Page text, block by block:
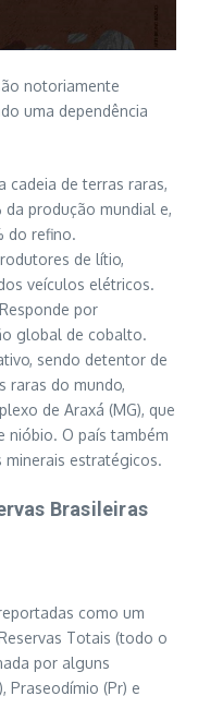
notoriamente
uma dependência
cadeia de terras raras,
produção mundial e,
do refino.
de lítio,
veículos elétricos.
por
global de cobalto.
sendo detentor de
raras do mundo,
de Araxá (MG), que
nióbio. O país também
estratégicos.
Brasileiras
como um
Totais (todo o
por alguns
Praseodímio (Pr) e